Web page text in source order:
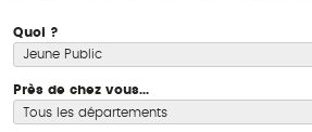
Quoi ?
Près de chez vous...